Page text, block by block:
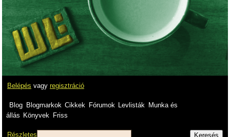
Belépés vagy regisztráció
Blog Blogmarkok Cikkek Fórumok Levlisták
Munka és
állás Könyvek Friss
Részletes